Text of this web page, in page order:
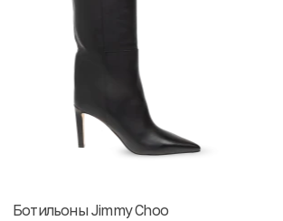
Ботильоны Jimmy Choo